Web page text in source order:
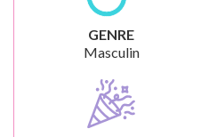
GENRE
Masculin